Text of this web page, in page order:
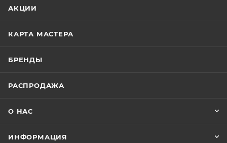
АКЦИИ
КАРТА МАСТЕРА
БРЕНДЫ
РАСПРОДАЖА
О НАС
ИНФОРМАЦИЯ